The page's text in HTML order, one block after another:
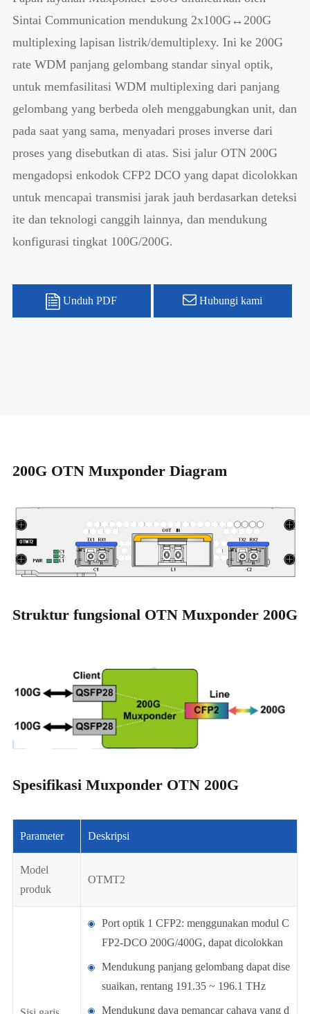
Sintai Communication mendukung 2x100G↔200G
multiplexing lapisan listrik/demultiplexy. Ini ke 200G
rate WDM panjang gelombang standar sinyal optik,
untuk memfasilitasi WDM multiplexing dari panjang
gelombang yang berbeda oleh menggabungkan unit, dan
pada saat yang sama, menyadari proses inverse dari
proses yang disebutkan di atas. Sisi jalur OTN 200G
mengadopsi enkodok CFP2 DCO yang dapat dicolokkan
untuk mencapai transmisi jarak jauh berdasarkan deteksi
ite dan teknologi canggih lainnya, dan mendukung
konfigurasi tingkat 100G/200G.
Unduh PDF Hubungi kami
200G OTN Muxponder Diagram
Struktur fungsional OTN Muxponder 200G
Spesifikasi Muxponder OTN 200G
Parameter Deskripsi
Model
produk
OTMT2
Port optik 1 CFP2: menggunakan modul C
FP2-DCO 200G/400G, dapat dicolokkan
Mendukung panjang gelombang dapat dise
suaikan, rentang 191.35 ~ 196.1 THz
Mendukung daya pemancar cahaya yang d